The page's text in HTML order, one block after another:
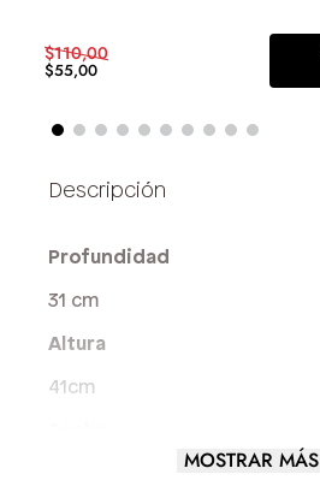
$110,00
$55,00
Profundidad
31 cm
Altura
41cm
MOSTRAR MÁS